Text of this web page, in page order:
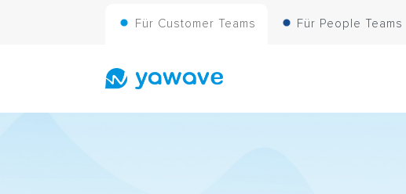
Für Customer Teams Für People Teams